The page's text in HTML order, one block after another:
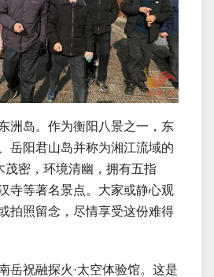
洲岛。作为衡阳八景之一，东
岳阳君山岛并称为湘江流域的
茂密，环境清幽，拥有五指
寺等著名景点。大家或静心观
拍照留念，尽情享受这份难得
岳祝融探火·太空体验馆。这是